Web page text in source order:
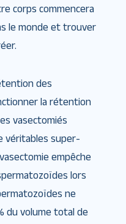
corps commencera
le monde et trouver
des
la rétention
vasectomiés
véritables super-
empêche
lors
ne
du volume total de